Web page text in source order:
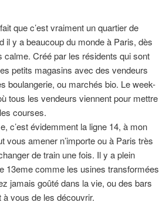
que c’est vraiment un quartier de
il y a beaucoup du monde à Paris, dès
calme. Créé par les résidents qui sont
petits magasins avec des vendeurs
boulangerie, ou marchés bio. Le week-
tous les vendeurs viennent pour mettre
courses.
c’est évidemment la ligne 14, à mon
vous amener n’importe ou à Paris très
de train une fois. Il y a plein
13eme comme les usines transformées
jamais goûté dans la vie, ou des bars
vous de les découvrir.